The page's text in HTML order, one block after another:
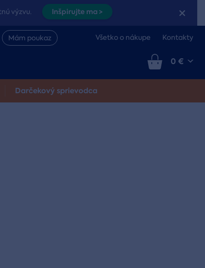
výzvu. Inšpirujte ma >
Mám poukaz Všetko o nákupe Kontakty
0 €
Darčekový sprievodca